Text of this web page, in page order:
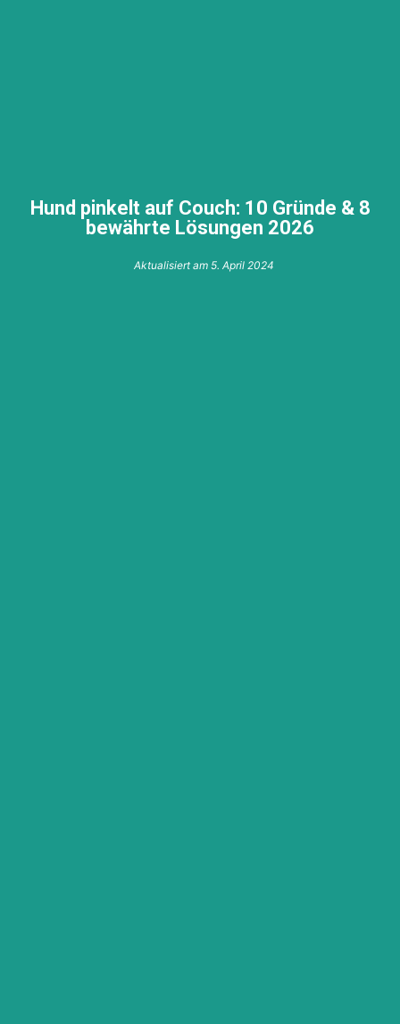
Hund pinkelt auf Couch: 10 Gründe & 8
bewährte Lösungen 2026
Aktualisiert am 5. April 2024